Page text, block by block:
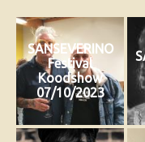
SANSEVERINO
Festival
Koodshow
07/10/2023